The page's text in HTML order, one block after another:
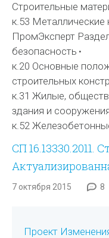
Строительные
к.53 Металлические
ПромЭксперт
безопасность
к.20 Основные
строительных
к.31 Жилые,
здания и
к.52
СП 16.13330.2011.
7 октября 2015 8
Проект